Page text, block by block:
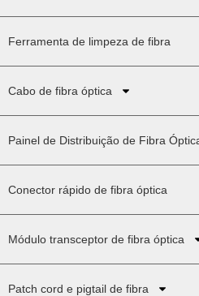
Ferramenta de limpeza de fibra
Cabo de fibra óptica
Painel de Distribuição de Fibra
Conector rápido de fibra óptica
Módulo transceptor de fibra óptica
Patch cord e pigtail de fibra